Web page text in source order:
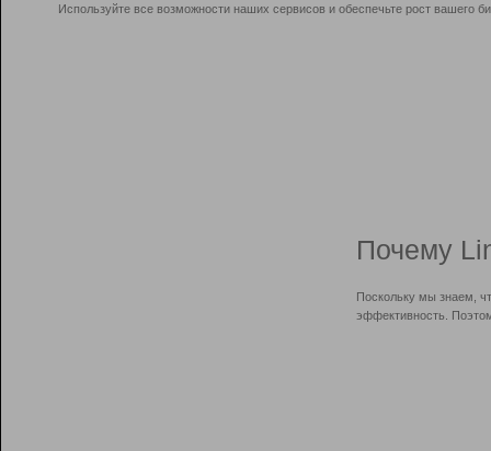
Используйте все возможности наших сервисов и обеспечьте рост вашего
Почему
Поскольку мы знаем,
эффективность.